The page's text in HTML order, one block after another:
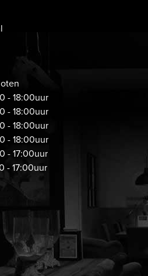
- 18:00uur
- 18:00uur
- 18:00uur
- 18:00uur
- 17:00uur
- 17:00uur